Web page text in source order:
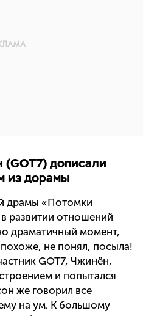
дописали
из дорамы
драмы «Потомки
развитии отношений
драматичный момент,
не понял, посыла!
GOT7, Чжинён,
и попытался
же говорил все
на ум. К большому